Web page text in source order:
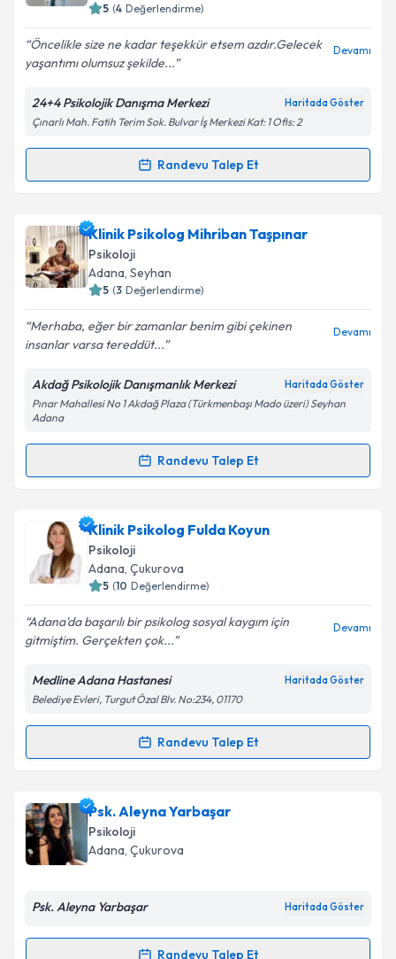
Kişisel verilerimin işlenmesine ilişkin
Aydınlatma
Metni 'ni okudum ve kişisel verilerimin belirtilen
kapsamda işlenmesini kabul ediyorum.
5 (4 Değerlendirme)
Öncelikle size ne kadar teşekkür etsem azdır.Gelecek
yaşantımı olumsuz şekilde...
Devamı
24+4 Psikolojik Danışma Merkezi Haritada Göster
Çınarlı Mah. Fatih Terim Sok. Bulvar İş Merkezi Kat: 1 Ofis: 2
Randevu Talep Et
Randevu Takvimi Talebi
Psk. Hatice Ertuğruliçin randevu takvimi talebi
oluşturun. Size bu uzmandan randevu almanız için bir
takvim hazırlandığında e-posta ile bilgilendireceğiz.
Kişisel verilerimin işlenmesine ilişkin
Aydınlatma
Metni'ni okudum ve kişisel verilerimin belirtilen
Takvim Talebini Gönder
Klinik Psikolog Mihriban Taşpınar
Psikoloji
Adana, Seyhan
5 (3 Değerlendirme)
Merhaba, eğer bir zamanlar benim gibi çekinen
insanlar varsa tereddüt...
Devamı
Akdağ Psikolojik Danışmanlık Merkezi Haritada Göster
Pınar Mahallesi No 1 Akdağ Plaza (Türkmenbaşı Mado üzeri) Seyhan
Adana
Randevu Talep Et
Randevu Takvimi Talebi
Klinik Psikolog Mihriban Taşpınariçin randevu
takvimi talebi oluşturun. Size bu uzmandan randevu
almanız için bir takvim hazırlandığında e-posta ile
bilgilendireceğiz.
E-posta Adresiniz
Kişisel verilerimin işlenmesine ilişkin
Metni'ni okudum ve kişisel verilerimin belirtilen
kapsamda işlenmesini kabul ediyorum.
Klinik Psikolog Fulda Koyun
Psikoloji
Adana, Çukurova
5 (10 Değerlendirme)
Adana'da başarılı bir psikolog sosyal kaygım için
gitmiştim. Gerçekten çok...
Devamı
Medline Adana Hastanesi Haritada Göster
Belediye Evleri, Turgut Özal Blv. No:234, 01170
Randevu Talep Et
Randevu Takvimi Talebi
Klinik Psikolog Fulda Koyuniçin randevu takvimi
talebi oluşturun. Size bu uzmandan randevu almanız
için bir takvim hazırlandığında e-posta ile
bilgilendireceğiz.
Psk. Aleyna Yarbaşar
Psikoloji
Adana, Çukurova
Psk. Aleyna Yarbaşar Haritada Göster
Randevu Talep Et